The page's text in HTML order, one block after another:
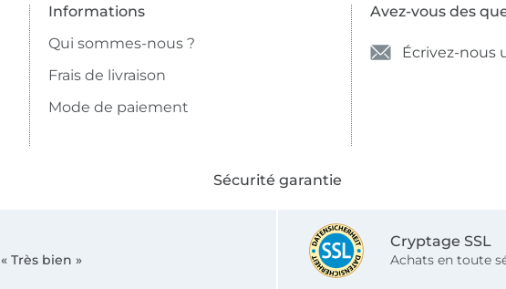
Informations
Qui sommes-nous ?
Frais de livraison
Mode de paiement
Avez-vous des
Écrivez-nous
Sécurité garantie
« Très bien »
Cryptage SSL
Achats en toute